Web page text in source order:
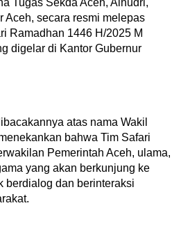
Tugas Sekda Aceh, Alhudri,
Aceh, secara resmi melepas
Ramadhan 1446 H/2025 M
digelar di Kantor Gubernur
atas nama Wakil
bahwa Tim Safari
Pemerintah Aceh, ulama,
yang akan berkunjung ke
berdialog dan berinteraksi